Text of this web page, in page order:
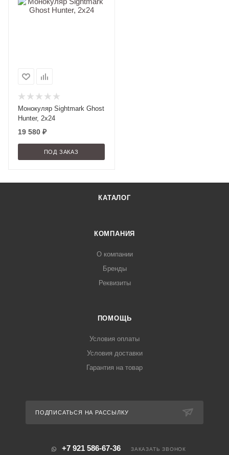
Монокуляр Sightmark Ghost
Hunter, 2x24
19 580 ₽
ПОД ЗАКАЗ
КАТАЛОГ
КОМПАНИЯ
О компании
Бренды
Реквизиты
ПОМОЩЬ
Условия оплаты
Условия доставки
Гарантия на товар
ПОДПИСАТЬСЯ НА РАССЫЛКУ
+7 921 586-67-36 ЗАКАЗАТЬ ЗВОНОК